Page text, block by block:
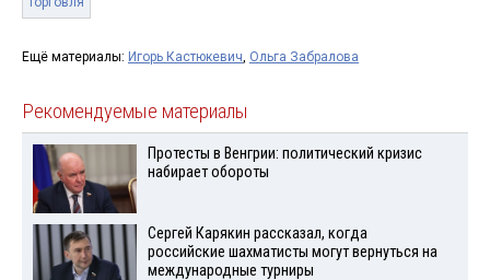
Ещё материалы: Игорь Кастюкевич, Ольга Забралова
Рекомендуемые материалы
Протесты в Венгрии: политический кризис
набирает обороты
Сергей Карякин рассказал, когда
российские шахматисты могут вернуться на
международные турниры